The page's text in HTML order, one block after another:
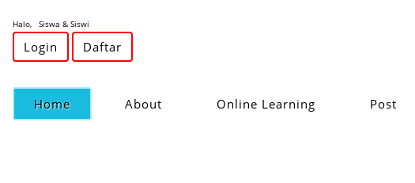
Halo, Siswa & Siswi
Login Daftar
Home(current) About Online Learning Post